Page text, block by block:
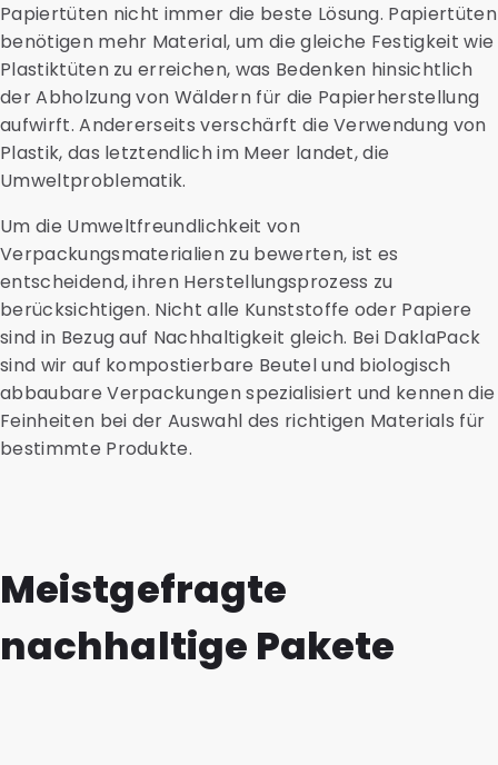
Papiertüten nicht immer die beste Lösung. Papiertüten
benötigen mehr Material, um die gleiche Festigkeit wie
Plastiktüten zu erreichen, was Bedenken hinsichtlich
der Abholzung von Wäldern für die Papierherstellung
aufwirft. Andererseits verschärft die Verwendung von
Plastik, das letztendlich im Meer landet, die
Umweltproblematik.
Um die Umweltfreundlichkeit von
Verpackungsmaterialien zu bewerten, ist es
entscheidend, ihren Herstellungsprozess zu
berücksichtigen. Nicht alle Kunststoffe oder Papiere
sind in Bezug auf Nachhaltigkeit gleich. Bei DaklaPack
sind wir auf kompostierbare Beutel und biologisch
abbaubare Verpackungen spezialisiert und kennen die
Feinheiten bei der Auswahl des richtigen Materials für
bestimmte Produkte.
Meistgefragte
nachhaltige Pakete